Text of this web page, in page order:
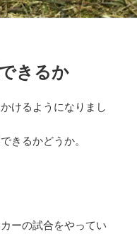
きるか
けるようになりまし
きるかどうか。
ーの試合をやってい